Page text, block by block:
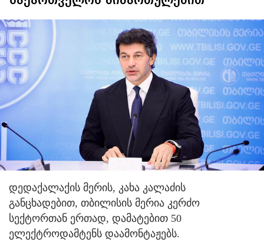
დედაქალაქის მერის, კახა კალაძის
განცხადებით, თბილისის მერია კერძო
სექტორთან ერთად, დამატებით 50
ელექტროდამტენს დაამონტაჟებს.